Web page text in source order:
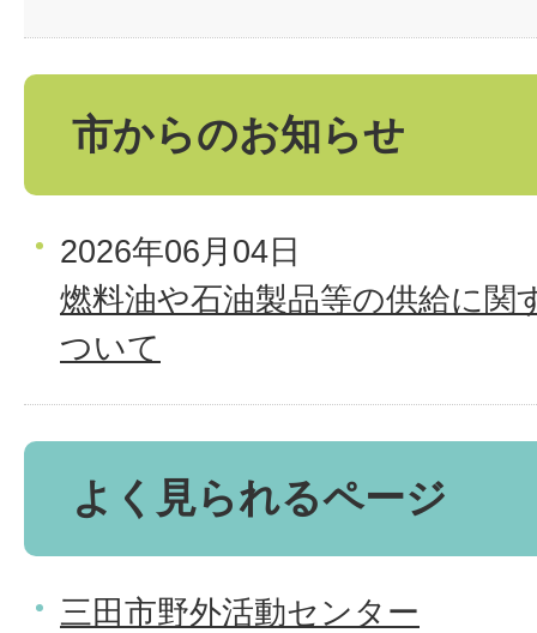
市からのお知らせ
2026年06月04日
燃料油や石油製品等の供給に関
ついて
よく見られるページ
三田市野外活動センター